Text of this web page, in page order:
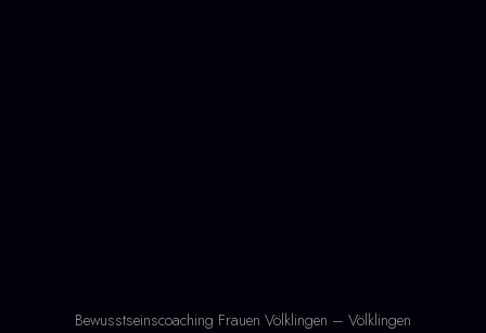
Bewusstseinscoaching Frauen Völklingen – Völklingen